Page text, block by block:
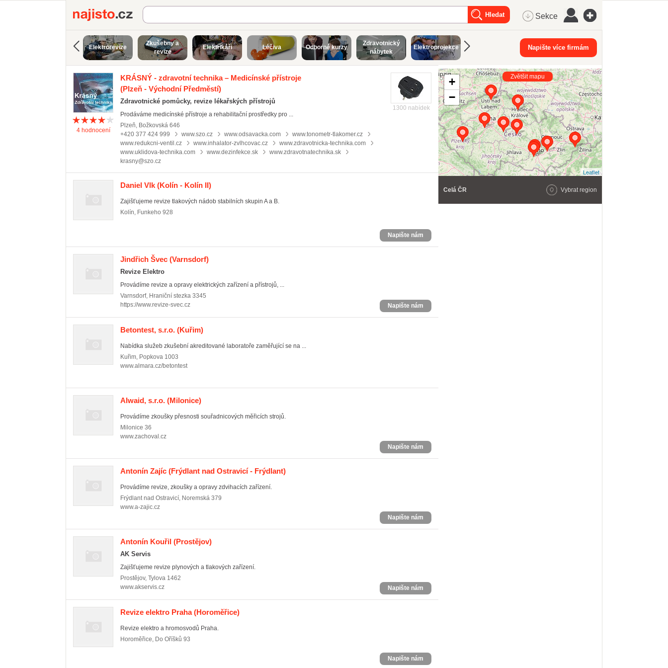
Najisto.cz Sekce
Elektrorevize
Zkušebny a
revize
Elektrikáři Léčiva Odborné kurzy
Zdravotnický
nábytek
Elektroprojekce
Kabelové
rozvody
Měřicí přístroje
Napište více firmám
KRÁSNÝ - zdravotní technika – Medicínské přístroje
(Plzeň - Východní Předměstí)
Zdravotnické pomůcky, revize lékařských přístrojů
4hodnocení
Prodáváme medicínské přístroje a rehabilitační prostředky pro ...
Plzeň, Božkovská 646
+420 377 424 999
www.szo.cz www.odsavacka.com
www.tonometr-tlakomer.cz
www.redukcni-ventil.cz
www.inhalator-zvlhcovac.cz
www.zdravotnicka-technika.com
www.uklidova-technika.com
www.dezinfekce.sk
www.zdravotnatechnika.sk
krasny@szo.cz
1300 nabídek
Daniel Vlk (Kolín - Kolín II)
Zajišťujeme revize tlakových nádob stabilních skupin A a B.
Kolín, Funkeho 928
Napište nám
Jindřich Švec (Varnsdorf)
Revize Elektro
Provádíme revize a opravy elektrických zařízení a přístrojů, ...
Varnsdorf, Hraniční stezka 3345
https://www.revize-svec.cz
Napište nám
Betontest, s.r.o. (Kuřim)
Nabídka služeb zkušební akreditované laboratoře zaměřující se na ...
Kuřim, Popkova 1003
www.almara.cz/betontest
Alwaid, s.r.o. (Milonice)
Provádíme zkoušky přesnosti souřadnicových měřicích strojů.
Milonice 36
www.zachoval.cz
Napište nám
Antonín Zajíc (Frýdlant nad Ostravicí - Frýdlant)
Provádíme revize, zkoušky a opravy zdvihacích zařízení.
Frýdlant nad Ostravicí, Noremská 379
www.a-zajic.cz
Napište nám
Antonín Kouřil (Prostějov)
AK Servis
Zajišťujeme revize plynových a tlakových zařízení.
Prostějov, Tylova 1462
www.akservis.cz
Napište nám
Revize elektro Praha(Horoměřice)
Revize elektro a hromosvodů Praha.
Horoměřice, Do Oříšků 93
Napište nám
+
−
Leaflet
Zvětšit mapu
Celá ČR Vybrat region